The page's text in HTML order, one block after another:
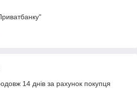
14 днів за рахунок покупця